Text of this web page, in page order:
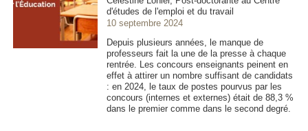
d'études de l'emploi et du travail
10 septembre 2024
Depuis plusieurs années, le manque de
professeurs fait la une de la presse à chaque
rentrée. Les concours enseignants peinent en
effet à attirer un nombre suffisant de candidats
: en 2024, le taux de postes pourvus par les
concours (internes et externes) était de 88,3 %
dans le premier comme dans le second degré.